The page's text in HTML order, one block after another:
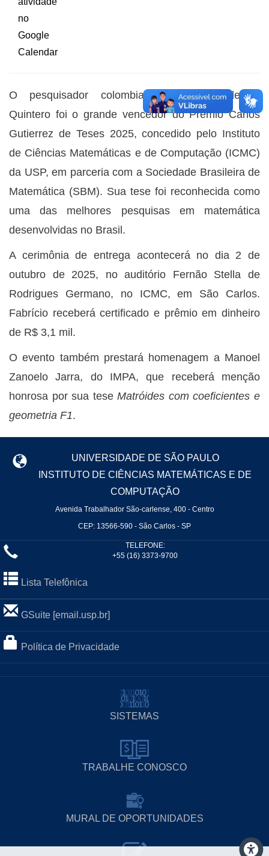
O pesquisador colombiano Fabrício Valencia
Quintero foi o grande vencedor do Prêmio Carlos
Gutierrez de Teses 2025, concedido pelo Instituto
de Ciências Matemáticas e de Computação (ICMC)
da USP, em parceria com a Sociedade Brasileira de
Matemática (SBM). Sua tese foi reconhecida como
uma das melhores pesquisas em matemática
desenvolvidas no Brasil.
A cerimônia de entrega acontecerá no dia 2 de
outubro de 2025, no auditório Fernão Stella de
Rodrigues Germano, no ICMC, em São Carlos.
Fabrício receberá certificado e prêmio em dinheiro
de R$ 3,1 mil.
O evento também prestará homenagem a Manoel
Zanoelo Jarra, do IMPA, que receberá menção
honrosa por sua teseMatróides com coeficientes e
geometria F1.
UNIVERSIDADE DE SÃO PAULO
INSTITUTO DE CIÊNCIAS MATEMÁTICAS E DE
COMPUTAÇÃO
Avenida Trabalhador São-carlense, 400 - Centro
CEP: 13566-590 - São Carlos - SP
TELEFONE:
+55 (16) 3373-9700
Lista Telefônica
GSuite [email.usp.br]
Política de Privacidade
SISTEMAS
TRABALHE CONOSCO
MURAL DE OPORTUNIDADES